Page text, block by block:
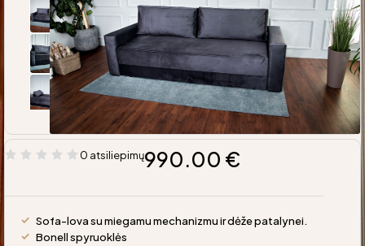
0 atsiliepimų990.00 €
Sofa-lova su miegamu mechanizmu ir dėže patalynei.
Bonell spyruoklės